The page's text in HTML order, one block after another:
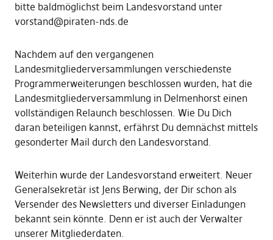
bitte baldmöglichst beim Landesvorstand unter
vorstand@piraten-nds.de
Nachdem auf den vergangenen
Landesmitgliederversammlungen verschiedenste
Programmerweiterungen beschlossen wurden, hat die
Landesmitgliederversammlung in Delmenhorst einen
vollständigen Relaunch beschlossen. Wie Du Dich
daran beteiligen kannst, erfährst Du demnächst mittels
gesonderter Mail durch den Landesvorstand.
Weiterhin wurde der Landesvorstand erweitert. Neuer
Generalsekretär ist Jens Berwing, der Dir schon als
Versender des Newsletters und diverser Einladungen
bekannt sein könnte. Denn er ist auch der Verwalter
unserer Mitgliederdaten.